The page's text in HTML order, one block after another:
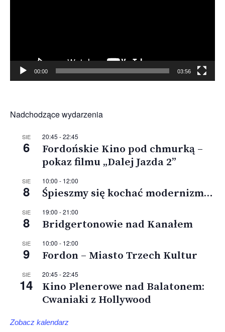
00:00 03:56
Nadchodzące wydarzenia
SIE
6
20:45 -22:45
Fordońskie Kino pod chmurką –
pokaz filmu „Dalej Jazda 2”
SIE
8
10:00 - 12:00
Śpieszmy się kochać modernizm…
SIE
8
19:00 -21:00
Bridgertonowie nad Kanałem
SIE
9
10:00 - 12:00
Fordon – Miasto Trzech Kultur
SIE
14
20:45 -22:45
Kino Plenerowe nad Balatonem:
Cwaniaki z Hollywood
Zobacz kalendarz